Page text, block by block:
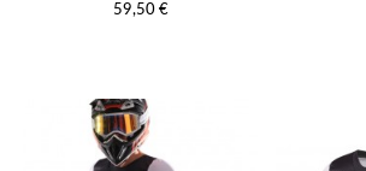
59,50 €